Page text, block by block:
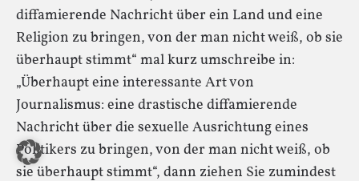
diffamierende Nachricht über ein Land und eine
Religion zu bringen, von der man nicht weiß, ob sie
überhaupt stimmt“ mal kurz umschreibe in:
„Überhaupt eine interessante Art von
Journalismus: eine drastische diffamierende
Nachricht über die sexuelle Ausrichtung eines
Politikers zu bringen, von der man nicht weiß, ob
sie überhaupt stimmt“, dann ziehen Sie zumindest